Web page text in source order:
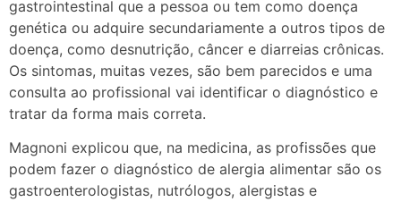
gastrointestinal que a pessoa ou tem como doença
genética ou adquire secundariamente a outros tipos de
doença, como desnutrição, câncer e diarreias crônicas.
Os sintomas, muitas vezes, são bem parecidos e uma
consulta ao profissional vai identificar o diagnóstico e
tratar da forma mais correta.
Magnoni explicou que, na medicina, as profissões que
podem fazer o diagnóstico de alergia alimentar são os
gastroenterologistas, nutrólogos, alergistas e